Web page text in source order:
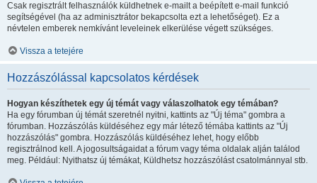
Csak regisztrált felhasználók küldhetnek e-mailt a beépített e-mail funkció
segítségével (ha az adminisztrátor bekapcsolta ezt a lehetőséget). Ez a
névtelen emberek nemkívánt leveleinek elkerülése végett szükséges.
Vissza a tetejére
Hozzászólással kapcsolatos kérdések
Hogyan készíthetek egy új témát vagy válaszolhatok egy témában?
Ha egy fórumban új témát szeretnél nyitni, kattints az "Új téma" gombra a
fórumban. Hozzászólás küldéséhez egy már létező témába kattints az "Új
hozzászólás" gombra. Hozzászólás küldéséhez lehet, hogy előbb
regisztrálnod kell. A jogosultságaidat a fórum vagy téma oldalak alján találod
meg. Például: Nyithatsz új témákat, Küldhetsz hozzászólást csatolmánnyal stb.